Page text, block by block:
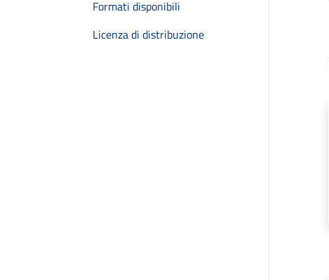
Formati disponibili
Licenza di distribuzione